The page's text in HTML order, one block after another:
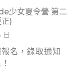
少女夏令營 第二
)
日
名，錄取通知